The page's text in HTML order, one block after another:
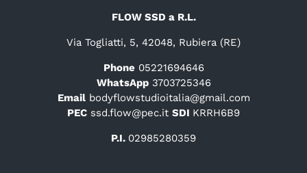
FLOW SSD a R.L.
Via Togliatti, 5, 42048, Rubiera (RE)
Phone05221694646
WhatsApp3703725346
Email bodyflowstudioitalia@gmail.com
PEC ssd.flow@pec.it SDI KRRH6B9
P.I. 02985280359